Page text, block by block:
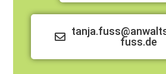
fuss.de